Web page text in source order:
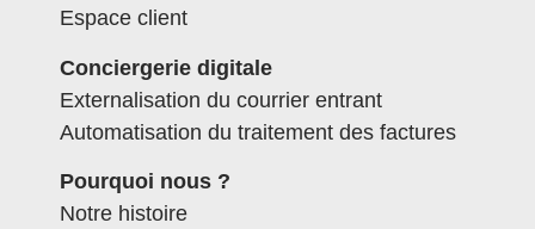
Espace client
Conciergerie digitale
Externalisation du courrier entrant
Automatisation du traitement des factures
Pourquoi nous ?
Notre histoire